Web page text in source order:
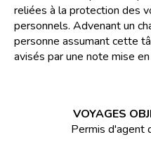
reliées à la protection des
personnels. Advenant un
personne assumant cette
avisés par une note mise
VOYAGES
Permis d'agent